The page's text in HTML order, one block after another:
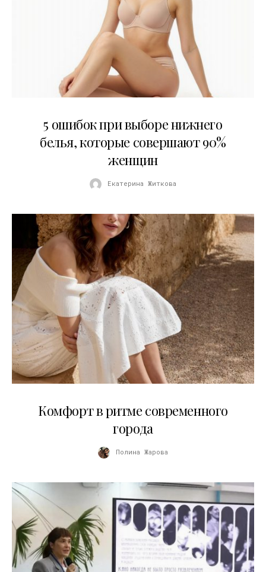
5 ошибок при выборе нижнего
белья, которые совершают 90%
женщин
Екатерина Житкова
Комфорт в ритме современного
города
Полина Жарова